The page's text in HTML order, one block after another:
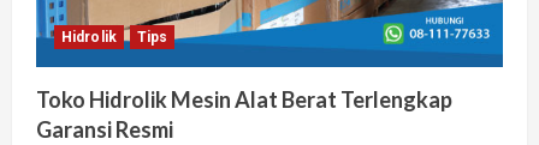
Hidrolik Tips
Toko Hidrolik Mesin Alat Berat Terlengkap
Garansi Resmi